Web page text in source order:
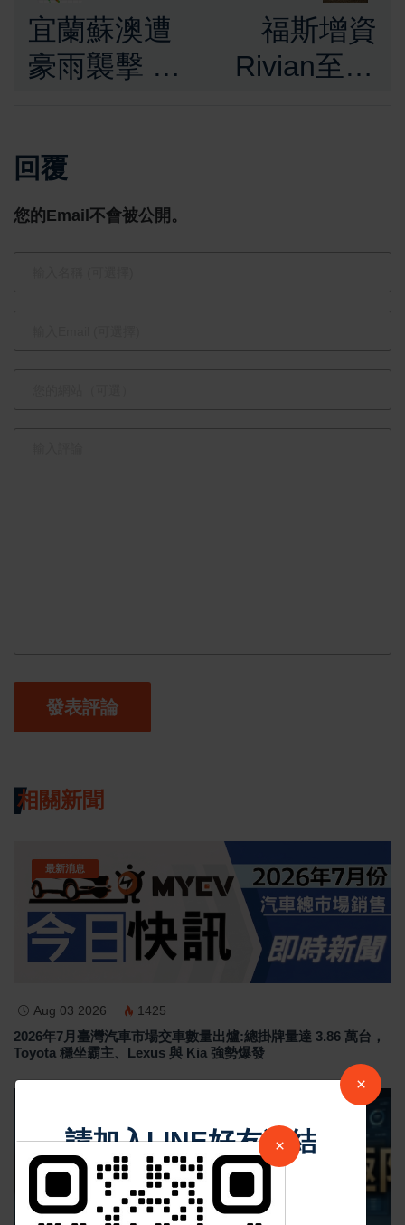
宜蘭蘇澳遭
豪雨襲擊 部
府宣布停班
停課
福斯增資
Rivian至58
回覆
您的Email不會被公開。
發表評論
相關新聞
最新消息
Aug 03 2026 1425
2026年7月臺灣汽車市場交車數量出爐:總掛牌量達 3.86 萬台，
Toyota 穩坐霸主、Lexus 與 Kia 強勢爆發
×
請加入LINE好友連結
中 華 超 傳 媒
×